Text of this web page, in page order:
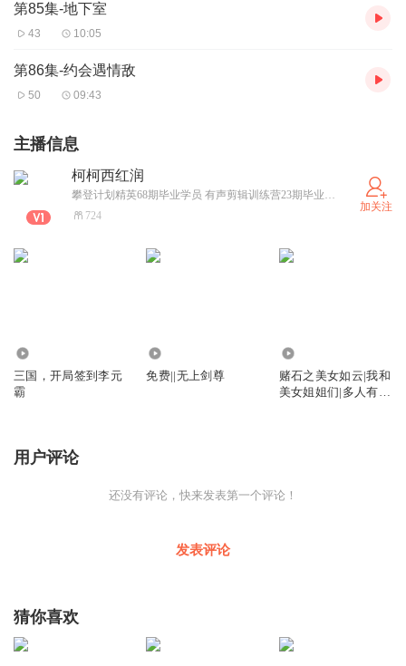
第85集-地下室
43 10:05
第86集-约会遇情敌
50 09:43
主播信息
柯柯西红润
攀登计划精英68期毕业学员 有声剪辑训练营23期毕业学员 性格可谓是“可盐可甜可攻可受”。这让我能够在不同的情境中展现出多样的魅力，以适应各种声音创作的需求。 我热爱有声世界，致力于用声音传递情感、讲述故事，为大家带来精彩的听觉体验。期待在声音的海洋中与您相遇！！！
724
加关注
三国，开局签到李元
霸
免费||无上剑尊
赌石之美女如云|我和
美女姐姐们|多人有声
用户评论
还没有评论，快来发表第一个评论！
发表评论
猜你喜欢